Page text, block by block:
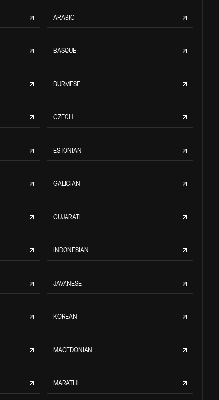
ARABIC
BASQUE
BURMESE
CZECH
ESTONIAN
GALICIAN
GUJARATI
INDONESIAN
JAVANESE
KOREAN
MACEDONIAN
MARATHI